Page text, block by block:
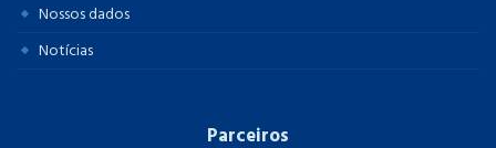
Nossos dados
Notícias
Parceiros